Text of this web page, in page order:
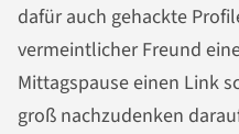
dafür auch gehackte
vermeintlicher Freund
Mittagspause einen Link
groß nachzudenken